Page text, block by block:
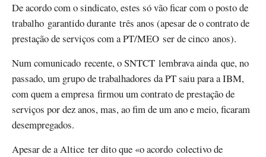
De acordo com o sindicato, estes só vão ficar com o posto de
trabalho garantido durante três anos (apesar de o contrato de
prestação de serviços com a PT/MEO ser de cinco anos).
Num comunicado recente, o SNTCT lembrava ainda que, no
passado, um grupo de trabalhadores da PT saiu para a IBM,
com quem a empresa firmou um contrato de prestação de
serviços por dez anos, mas, ao fim de um ano e meio, ficaram
desempregados.
Apesar de a Altice ter dito que «o acordo colectivo de